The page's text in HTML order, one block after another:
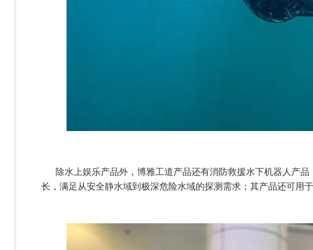
除水上娱乐产品外，博雅工道产品还有消防救援水下机器人产
长，满足从安全静水域到极深危险水域的探测需求；其产品还可用